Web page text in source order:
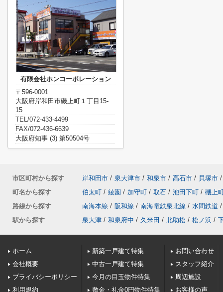
有限会社ホンコーポレーション
〒596-0001
大阪府岸和田市磯上町１丁目15-
15
TEL/072-433-4499
FAX/072-436-6639
大阪府知事 (3) 第50504号
市区町村から探す 岸和田市 / 泉大津市 / 和泉市 / 高石市 / 貝塚市 /
町名から探す
伯太町 / 綾園 / 加守町 / 取石 / 池田下町 / 磯上
路線から探す
南海本線 / 阪和線 / 南海電鉄泉北線 / 水間鉄道 /
駅から探す
泉大津 / 和泉府中 / 久米田 / 北助松 / 松ノ浜 /
ホーム
会社概要
プライバシーポリシー
利用規約
新築一戸建て特集
中古一戸建て特集
今月の目玉物件特集
敷金・礼金0円物件特集
お問い合わせ
スタッフ紹介
周辺施設
お客様の声